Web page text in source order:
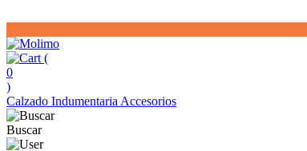
(
0
)
Calzado Indumentaria Accesorios
Buscar